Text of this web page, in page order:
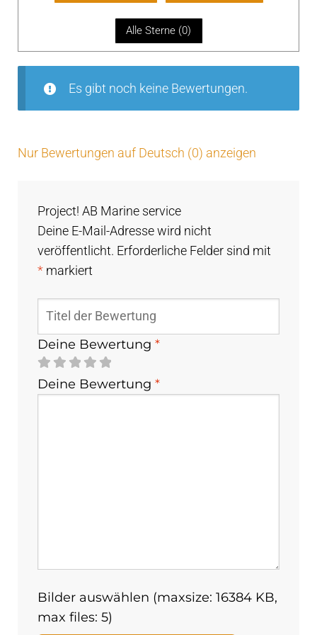
n
5
Alle Sterne (0)
Es gibt noch keine Bewertungen.
Nur Bewertungen auf Deutsch (0) anzeigen
Project! AB Marine service
Deine E-Mail-Adresse wird nicht
veröffentlicht. Erforderliche Felder sind mit
* markiert
Deine Bewertung*
Deine Bewertung*
Bilder auswählen (maxsize: 16384 KB,
max files: 5)